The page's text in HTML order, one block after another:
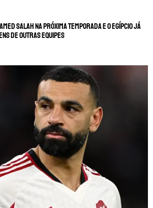
Salah na próxima temporada e o egípcio já
de outras equipes